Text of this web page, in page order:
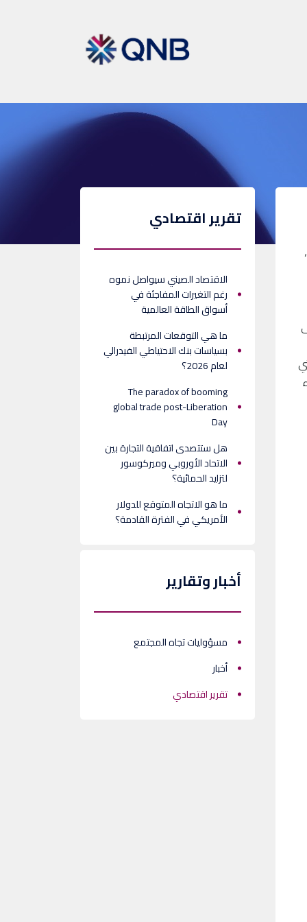
تقرير اقتصادي
الاقتصاد الصيني سيواصل نموه
رغم التغيرات المفاجئة في
أسواق الطاقة العالمية
ما هي التوقعات المرتبطة
بسياسات بنك الاحتياطي الفيدرالي
لعام 2026؟
The paradox of booming
global trade post-Liberation
Day
هل ستتصدى اتفاقية التجارة بين
الاتحاد الأوروبي وميركوسور
لتزايد الحمائية؟
ما هو الاتجاه المتوقع للدولار
الأمريكي في الفترة القادمة؟
أخبار وتقارير
مسؤوليات تجاه المجتمع
أخبار
تقرير اقتصادي